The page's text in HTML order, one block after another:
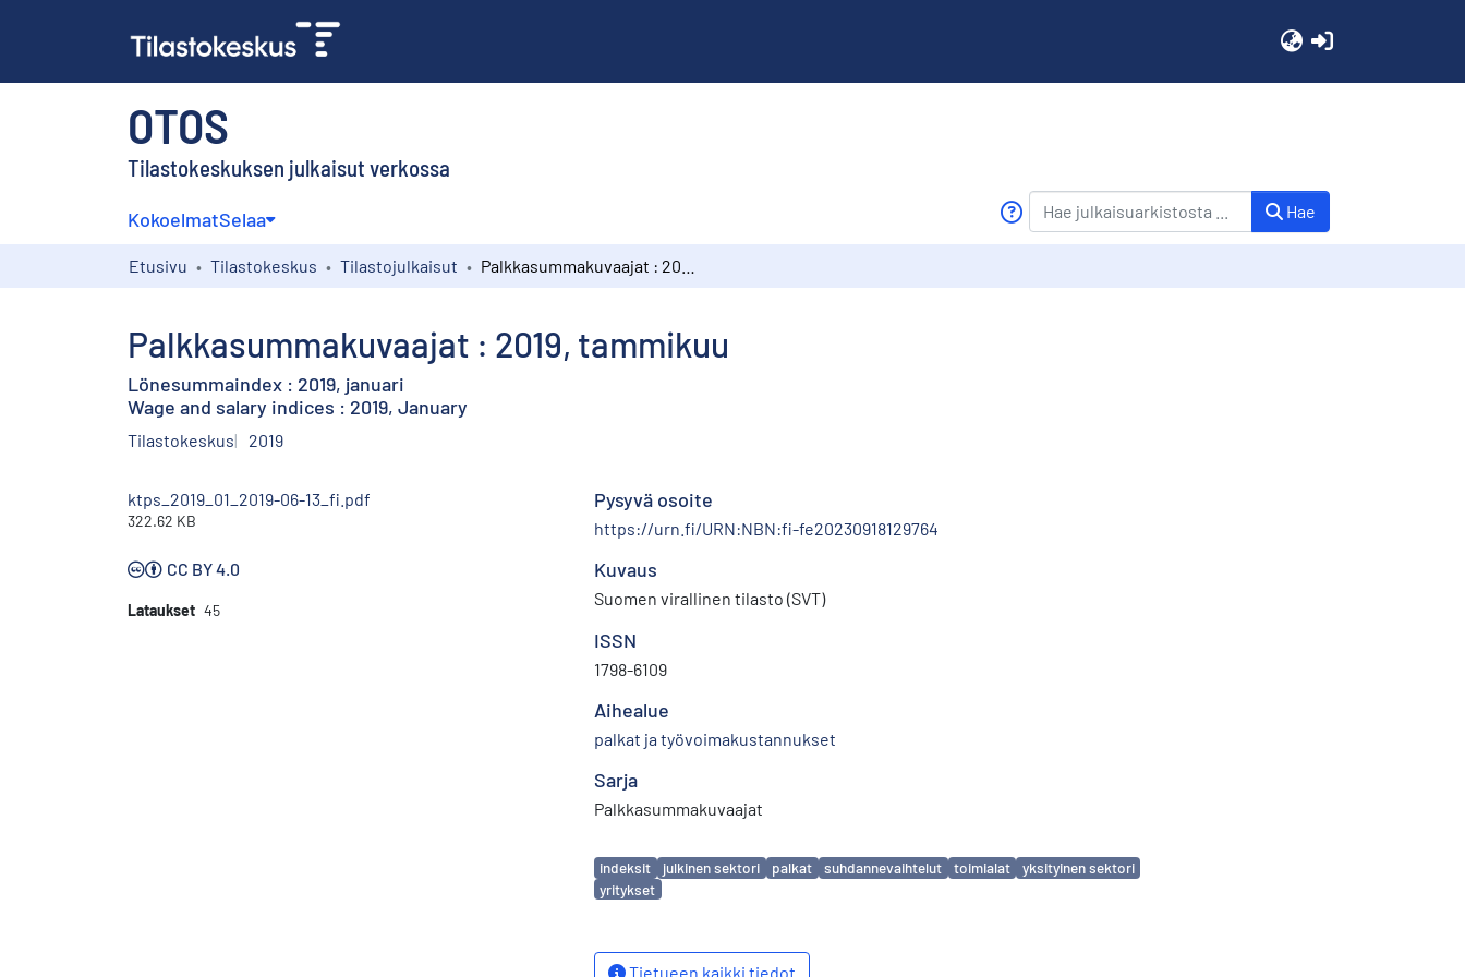
OTOS
Tilastokeskuksen julkaisut verkossa
KokoelmatSelaa Hae
Etusivu Tilastokeskus Tilastojulkaisut
Palkkasummakuvaajat : 2019, tammikuu
Lönesummaindex : 2019, januari
Wage and salary indices : 2019, January
Tilastokeskus 2019
ktps_2019_01_2019-06-13_fi.pdf
322.62 KB
CC BY 4.0
Lataukset 45
Pysyvä osoite
https://urn.fi/URN:NBN:fi-fe20230918129764
Kuvaus
Suomen virallinen tilasto (SVT)
ISSN
1798-6109
Aihealue
palkat ja työvoimakustannukset
Sarja
Palkkasummakuvaajat
Avainsanat
indeksit julkinen sektori palkat suhdannevaihtelut toimialat
yksityinen sektori
yritykset
Tietueen kaikki tiedot